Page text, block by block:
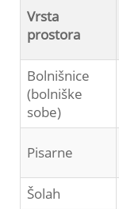
Vrsta
prostora
Bolnišnice
(bolniške
sobe)
Pisarne
Šolah